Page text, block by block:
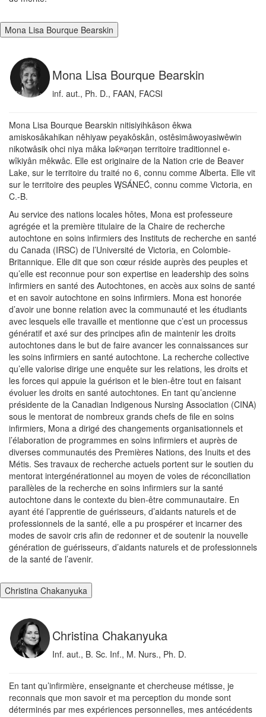
Mona Lisa Bourque Bearskin
Mona Lisa Bourque Bearskin
inf. aut., Ph. D., FAAN, FACSI
Mona Lisa Bourque Bearskin nitisiyihkâson êkwa
amiskosâkahikan nêhiyaw peyakôskân, ostêsimâwoyasiwêwin
nikotwâsik ohci niya mâka lək̓ʷəŋən territoire traditionnel e-
wîkiyân mêkwâc. Elle est originaire de la Nation crie de Beaver
Lake, sur le territoire du traité no 6, connu comme Alberta. Elle vit
sur le territoire des peuples W̱SÁNEĆ, connu comme Victoria, en
C.-B.
Au service des nations locales hôtes, Mona est professeure
agrégée et la première titulaire de la Chaire de recherche
autochtone en soins infirmiers des Instituts de recherche en santé
du Canada (IRSC) de l’Université de Victoria, en Colombie-
Britannique. Elle dit que son cœur réside auprès des peuples et
qu’elle est reconnue pour son expertise en leadership des soins
infirmiers en santé des Autochtones, en accès aux soins de santé
et en savoir autochtone en soins infirmiers. Mona est honorée
d’avoir une bonne relation avec la communauté et les étudiants
avec lesquels elle travaille et mentionne que c’est un processus
génératif et axé sur des principes afin de maintenir les droits
autochtones dans le but de faire avancer les connaissances sur
les soins infirmiers en santé autochtone. La recherche collective
qu’elle valorise dirige une enquête sur les relations, les droits et
les forces qui appuie la guérison et le bien-être tout en faisant
évoluer les droits en santé autochtones. En tant qu’ancienne
présidente de la Canadian Indigenous Nursing Association (CINA)
sous le mentorat de nombreux grands chefs de file en soins
infirmiers, Mona a dirigé des changements organisationnels et
l’élaboration de programmes en soins infirmiers et auprès de
diverses communautés des Premières Nations, des Inuits et des
Métis. Ses travaux de recherche actuels portent sur le soutien du
mentorat intergénérationnel au moyen de voies de réconciliation
parallèles de la recherche en soins infirmiers sur la santé
autochtone dans le contexte du bien-être communautaire. En
ayant été l’apprentie de guérisseurs, d’aidants naturels et de
professionnels de la santé, elle a pu prospérer et incarner des
modes de savoir cris afin de redonner et de soutenir la nouvelle
génération de guérisseurs, d’aidants naturels et de professionnels
de la santé de l’avenir.
Christina Chakanyuka
Christina Chakanyuka
Inf. aut., B. Sc. Inf., M. Nurs., Ph. D.
En tant qu’infirmière, enseignante et chercheuse métisse, je
reconnais que mon savoir et ma perception du monde sont
déterminés par mes expériences personnelles, mes antécédents